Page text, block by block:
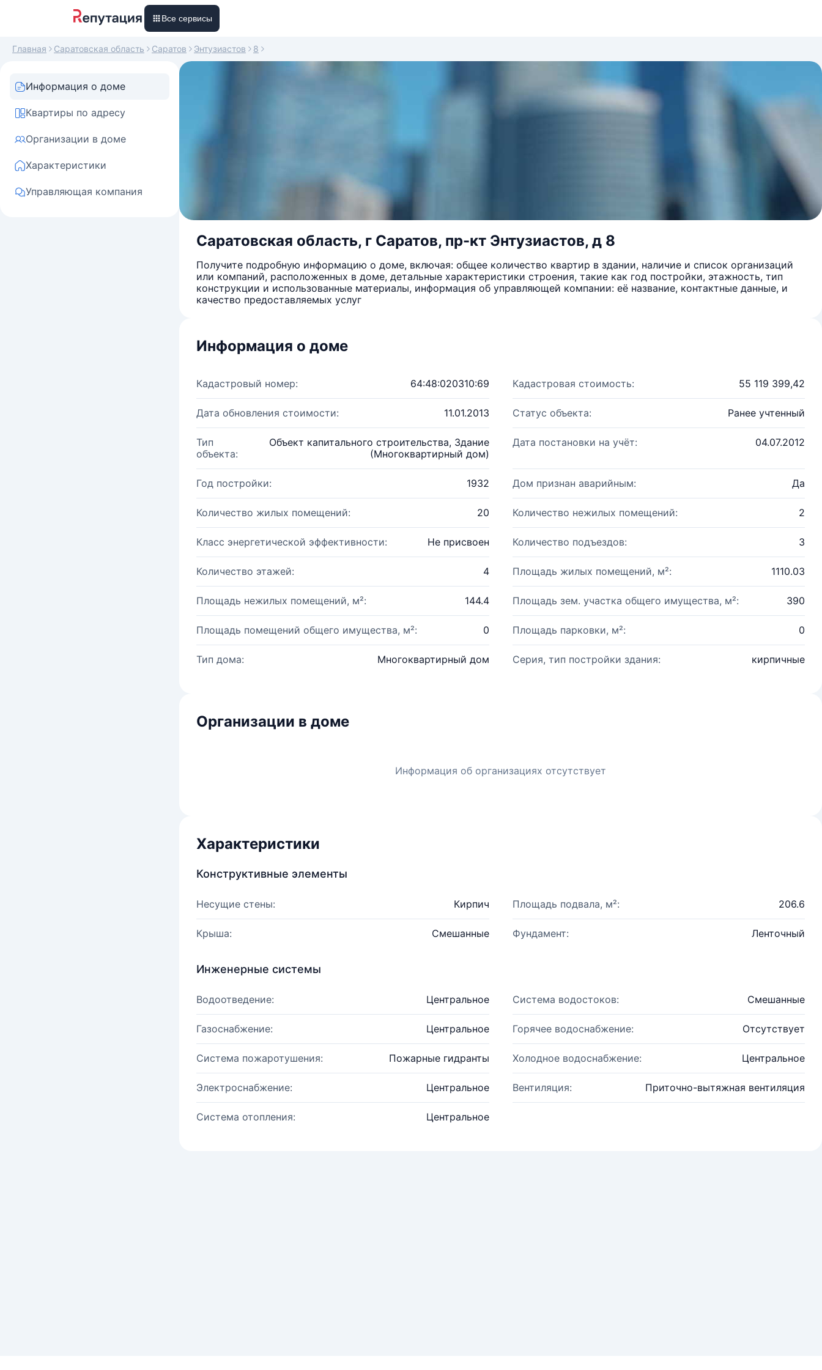
Все сервисы
Главная Саратовская область Саратов Энтузиастов 8
Информация о доме
Квартиры по адресу
Организации в доме
Характеристики
Управляющая компания
Саратовская область, г Саратов, пр-кт Энтузиастов, д 8
Получите подробную информацию о доме, включая: общее количество квартир в здании, наличие и список организаций
или компаний, расположенных в доме, детальные характеристики строения, такие как год постройки, этажность, тип
конструкции и использованные материалы, информация об управляющей компании: её название, контактные данные, и
качество предоставляемых услуг
Информация о доме
Кадастровый номер: 64:48:020310:69 Кадастровая стоимость: 55 119 399,42
Дата обновления стоимости: 11.01.2013 Статус объекта: Ранее учтенный
Тип
объекта:
Объект капитального строительства, Здание
(Многоквартирный дом)
Дата постановки на учёт: 04.07.2012
Год постройки: 1932 Дом признан аварийным: Да
Количество жилых помещений: 20 Количество нежилых помещений: 2
Класс энергетической эффективности: Не присвоен Количество подъездов: 3
Количество этажей: 4 Площадь жилых помещений, м²: 1110.03
Площадь нежилых помещений, м²: 144.4 Площадь зем. участка общего имущества, м²: 390
Площадь помещений общего имущества, м²: 0 Площадь парковки, м²: 0
Тип дома: Многоквартирный дом Серия, тип постройки здания: кирпичные
Организации в доме
Информация об организациях отсутствует
Характеристики
Конструктивные элементы
Несущие стены: Кирпич Площадь подвала, м²: 206.6
Крыша: Смешанные Фундамент: Ленточный
Инженерные системы
Водоотведение: Центральное Система водостоков: Смешанные
Газоснабжение: Центральное Горячее водоснабжение: Отсутствует
Система пожаротушения: Пожарные гидранты Холодное водоснабжение: Центральное
Электроснабжение: Центральное Вентиляция: Приточно-вытяжная вентиляция
Система отопления: Центральное